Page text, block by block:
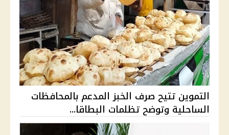
التموين تتيح صرف الخبز المدعم بالمحافظات
الساحلية وتوضح تظلمات البطاقا...